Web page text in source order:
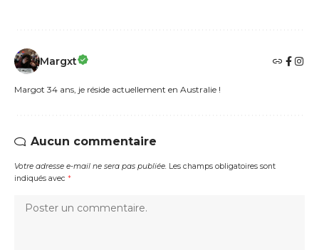
Margxt
Margot 34 ans, je réside actuellement en Australie !
Aucun commentaire
Votre adresse e-mail ne sera pas publiée. Les champs obligatoires sont
indiqués avec *